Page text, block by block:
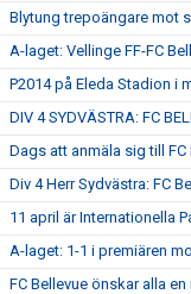
Blytung trepoängare mot
A-laget: Vellinge FF-FC
P2014 på Eleda Stadion i
DIV 4 SYDVÄSTRA: FC
Dags att anmäla sig till
Div 4 Herr Sydvästra: FC
11 april är Internationella
A-laget: 1-1 i premiären
FC Bellevue önskar alla